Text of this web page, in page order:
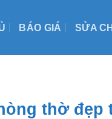
BÁO GIÁ SỬA
thờ đẹp